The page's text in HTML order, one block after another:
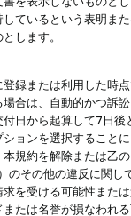
ているという表明ま
します。
録または利用した時
合は、自動的かつ訴
日から起算して7日
ョンを選択するこ
規約を解除または乙
のその他の違反に関
を受ける可能性また
たは名誉が損なわれ